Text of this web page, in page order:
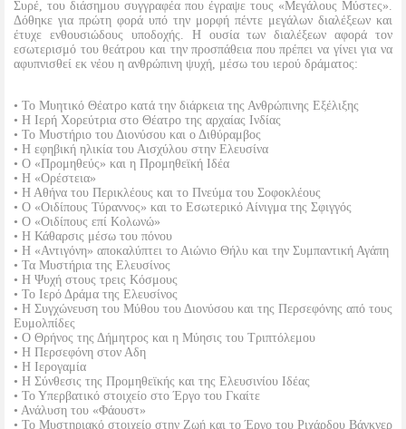
Συρέ, του διάσημου συγγραφέα που έγραψε τους «Μεγάλους Μύστες».
Δόθηκε για πρώτη φορά υπό την μορφή πέντε μεγάλων διαλέξεων και
έτυχε ενθουσιώδους υποδοχής. Η ουσία των διαλέξεων αφορά τον
εσωτερισμό του θεάτρου και την προσπάθεια που πρέπει να γίνει για να
αφυπνισθεί εκ νέου η ανθρώπινη ψυχή, μέσω του ιερού δράματος:
• Το Μυητικό Θέατρο κατά την διάρκεια της Ανθρώπινης Εξέλιξης
• Η Ιερή Χορεύτρια στο Θέατρο της αρχαίας Ινδίας
• Το Μυστήριο του Διονύσου και ο Διθύραμβος
• Η εφηβική ηλικία του Αισχύλου στην Ελευσίνα
• Ο «Προμηθεύς» και η Προμηθεϊκή Ιδέα
• Η «Ορέστεια»
• Η Αθήνα του Περικλέους και το Πνεύμα του Σοφοκλέους
• Ο «Οιδίπους Τύραννος» και το Εσωτερικό Αίνιγμα της Σφιγγός
• Ο «Οιδίπους επί Κολωνώ»
• Η Κάθαρσις μέσω του πόνου
• Η «Αντιγόνη» αποκαλύπτει το Αιώνιο Θήλυ και την Συμπαντική Αγάπη
• Τα Μυστήρια της Ελευσίνος
• Η Ψυχή στους τρεις Κόσμους
• Το Ιερό Δράμα της Ελευσίνος
• Η Συγχώνευση του Μύθου του Διονύσου και της Περσεφόνης από τους
Ευμολπίδες
• Ο Θρήνος της Δήμητρος και η Μύησις του Τριπτόλεμου
• Η Περσεφόνη στον Αδη
• Η Ιερογαμία
• Η Σύνθεσις της Προμηθεϊκής και της Ελευσινίου Ιδέας
• Το Υπερβατικό στοιχείο στο Έργο του Γκαίτε
• Ανάλυση του «Φάουστ»
• Το Μυστηριακό στοιχείο στην Ζωή και το Έργο του Ριχάρδου Βάγκνερ